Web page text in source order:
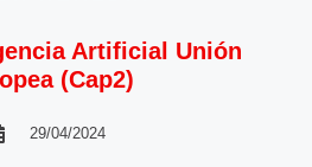
Artificial Unión
(Cap2)
29/04/2024